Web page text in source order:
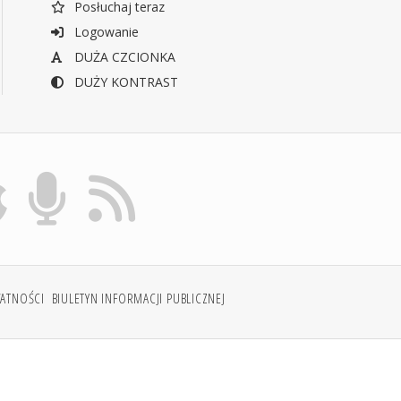
Posłuchaj teraz
Logowanie
DUŻA CZCIONKA
DUŻY KONTRAST
BIULETYN INFORMACJI PUBLICZNEJ